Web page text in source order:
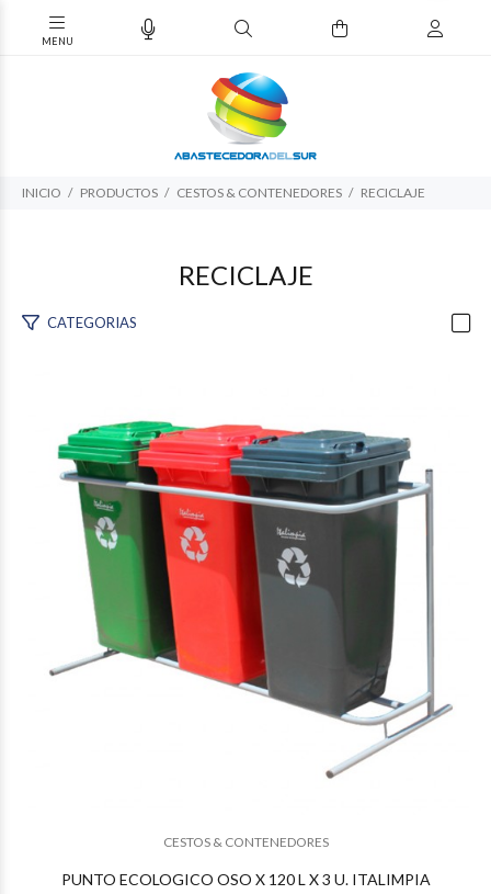
INICIO PRODUCTOS CESTOS & CONTENEDORES RECICLAJE
RECICLAJE
CATEGORIAS
CESTOS & CONTENEDORES
PUNTO ECOLOGICO OSO X 120 L X 3 U. ITALIMPIA
$1.098.71221